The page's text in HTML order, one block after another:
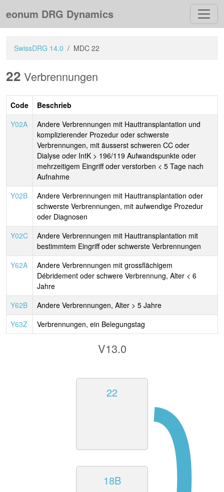
eonum DRG Dynamics
SwissDRG 14.0 MDC 22
22 Verbrennungen
Code
Beschrieb
Y02A
Andere Verbrennungen mit Hauttransplantation und
komplizierender Prozedur oder schwerste
Verbrennungen, mit äusserst schweren CC oder
Dialyse oder IntK > 196/119 Aufwandspunkte oder
mehrzeitigem Eingriff oder verstorben < 5 Tage nach
Aufnahme
Y02B
Andere Verbrennungen mit Hauttransplantation oder
schwerste Verbrennungen, mit aufwendige Prozedur
oder Diagnosen
Y02C
Andere Verbrennungen mit Hauttransplantation mit
bestimmtem Eingriff oder schwerste Verbrennungen
Y62A
Andere Verbrennungen mit grossflächigem
Débridement oder schwere Verbrennung, Alter < 6
Jahre
Y62B
Andere Verbrennungen, Alter > 5 Jahre
Y63Z
Verbrennungen, ein Belegungstag
V13.0
22
18B